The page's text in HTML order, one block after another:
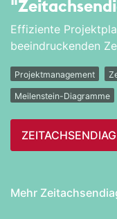
Effiziente
beeindruckenden
Projektmanagement
Meilenstein-Diagramme
Mehr